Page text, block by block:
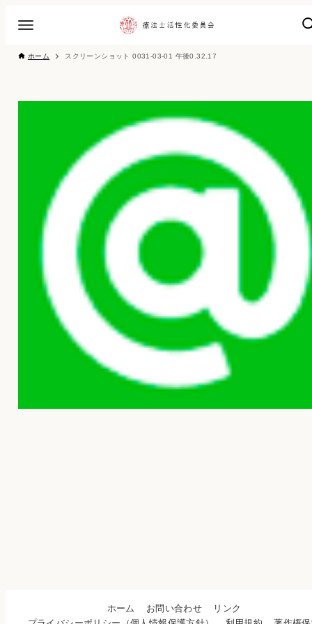
ホーム スクリーンショット 0031-03-01 午後0.32.17
ホーム お問い合わせ
リンク